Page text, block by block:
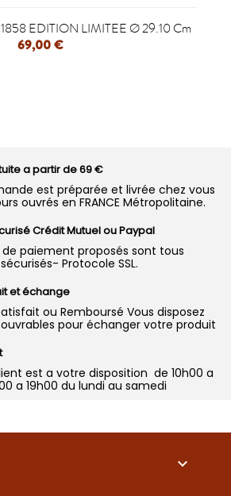
1858 EDITION LIMITEE Ø 29.10 Cm
69,00 €
a partir de 69 €
est préparée et livrée chez vous
ouvrés en FRANCE Métropolitaine.
Crédit Mutuel ou Paypal
de paiement proposés sont tous
Protocole SSL.
et échange
ou Remboursé Vous disposez
ouvrables pour échanger votre produit
est a votre disposition de 10h00 a
a 19h00 du lundi au samedi
